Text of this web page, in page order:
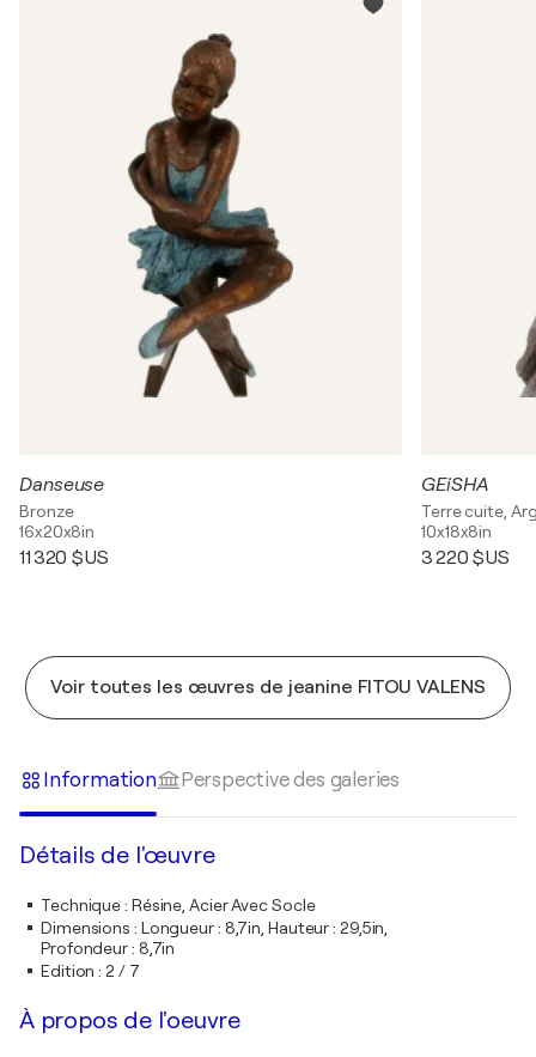
Danseuse
Bronze
16x20x8in
11 320 $US
GEiSHA
Terre cuite,
10x18x8in
3 220 $US
Voir toutes les œuvres de jeanine FITOU VALENS
Information Perspective des galeries
Détails de l'œuvre
Technique: Résine, Acier Avec Socle
Dimensions : Longueur : 8,7in, Hauteur : 29,5in,
Profondeur : 8,7in
Edition : 2 / 7
À propos de l'oeuvre